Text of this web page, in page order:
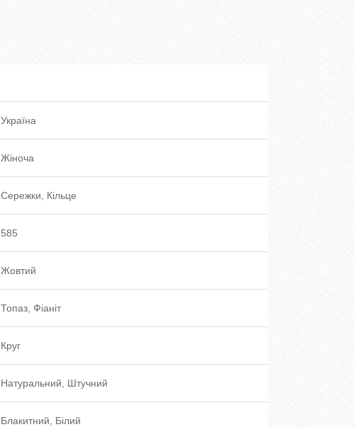
Україна
Жіноча
Сережки, Кільце
585
Жовтий
Топаз, Фіаніт
Круг
Натуральний, Штучний
Блакитний, Білий